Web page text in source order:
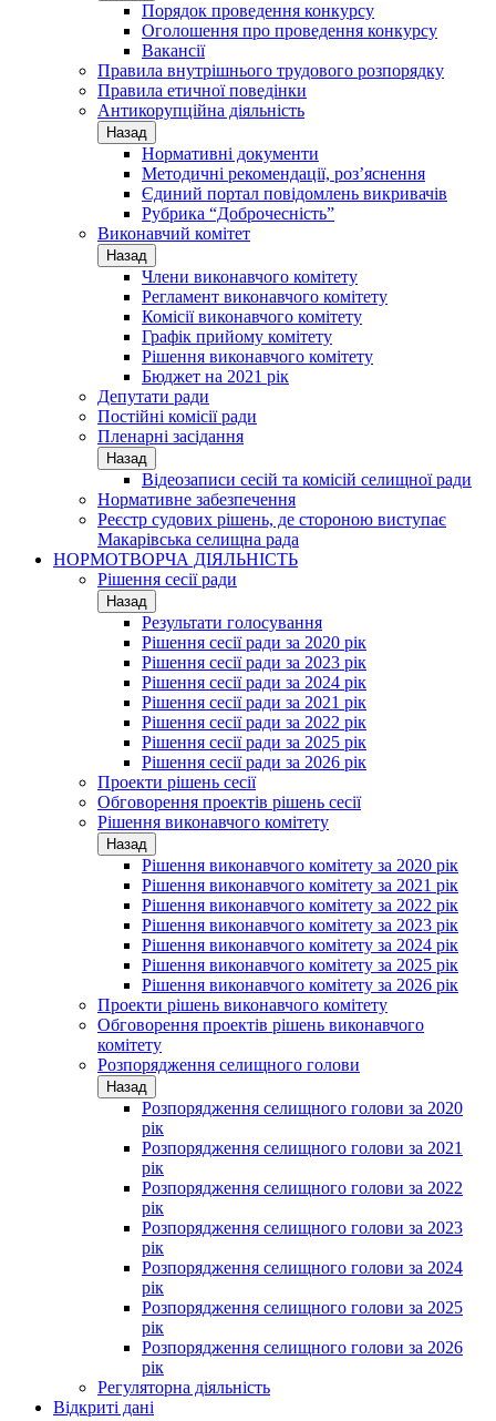
Порядок проведення конкурсу
Оголошення про проведення конкурсу
Вакансії
Правила внутрішнього трудового розпорядку
Правила етичної поведінки
Антикорупційна діяльність
Назад
Нормативні документи
Методичні рекомендації, роз’яснення
Єдиний портал повідомлень викривачів
Рубрика “Доброчесність”
Виконавчий комітет
Назад
Члени виконавчого комітету
Регламент виконавчого комітету
Комісії виконавчого комітету
Графік прийому комітету
Рішення виконавчого комітету
Бюджет на 2021 рік
Депутати ради
Постійні комісії ради
Пленарні засідання
Назад
Відеозаписи сесій та комісій селищної ради
Нормативне забезпечення
Реєстр судових рішень, де стороною виступає
Макарівська селищна рада
НОРМОТВОРЧА ДІЯЛЬНІСТЬ
Рішення сесії ради
Назад
Результати голосування
Рішення сесії ради за 2020 рік
Рішення сесії ради за 2023 рік
Рішення сесії ради за 2024 рік
Рішення сесії ради за 2021 рік
Рішення сесії ради за 2022 рік
Рішення сесії ради за 2025 рік
Рішення сесії ради за 2026 рік
Проекти рішень сесії
Обговорення проектів рішень сесії
Рішення виконавчого комітету
Назад
Рішення виконавчого комітету за 2020 рік
Рішення виконавчого комітету за 2021 рік
Рішення виконавчого комітету за 2022 рік
Рішення виконавчого комітету за 2023 рік
Рішення виконавчого комітету за 2024 рік
Рішення виконавчого комітету за 2025 рік
Рішення виконавчого комітету за 2026 рік
Проекти рішень виконавчого комітету
Обговорення проектів рішень виконавчого
комітету
Розпорядження селищного голови
Назад
Розпорядження селищного голови за 2020
рік
Розпорядження селищного голови за 2021
рік
Розпорядження селищного голови за 2022
рік
Розпорядження селищного голови за 2023
рік
Розпорядження селищного голови за 2024
рік
Розпорядження селищного голови за 2025
рік
Розпорядження селищного голови за 2026
рік
Регуляторна діяльність
Відкриті дані